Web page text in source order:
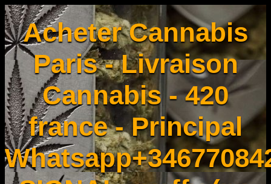
Acheter Cannabis
Paris - Livraison
Cannabis - 420
france - Principal